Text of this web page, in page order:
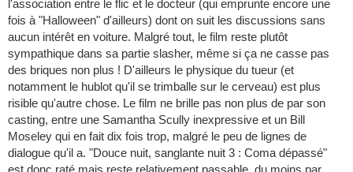
l'association entre le flic et le docteur (qui emprunte encore une
fois à "Halloween" d'ailleurs) dont on suit les discussions sans
aucun intérêt en voiture. Malgré tout, le film reste plutôt
sympathique dans sa partie slasher, même si ça ne casse pas
des briques non plus ! D'ailleurs le physique du tueur (et
notamment le hublot qu'il se trimballe sur le cerveau) est plus
risible qu'autre chose. Le film ne brille pas non plus de par son
casting, entre une Samantha Scully inexpressive et un Bill
Moseley qui en fait dix fois trop, malgré le peu de lignes de
dialogue qu'il a. "Douce nuit, sanglante nuit 3 : Coma dépassé"